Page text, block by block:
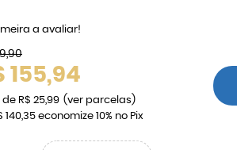
a avaliar!
155,94
de R$ 25,99 (ver parcelas)
140,35 economize 10% no Pix